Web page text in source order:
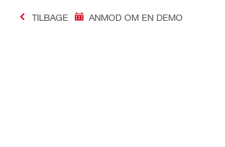
TILBAGE ANMOD OM EN DEMO